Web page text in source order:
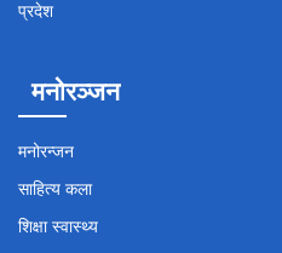
प्रदेश
मनोरञ्जन
मनोरन्जन
साहित्य कला
शिक्षा स्वास्थ्य